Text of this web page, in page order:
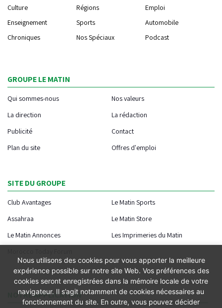
Culture
Régions
Emploi
Enseignement
Sports
Automobile
Chroniques
Nos Spéciaux Podcast
GROUPE LE MATIN
Qui sommes-nous
Nos valeurs
La direction
La rédaction
Publicité
Contact
Plan du site
Offres d'emploi
SITE DU GROUPE
Club Avantages
Le Matin Sports
Assahraa
Le Matin Store
Le Matin Annonces
Les Imprimeries du Matin
NOTRE APPLICATION
Nous utilisons des cookies pour vous apporter la meilleure
expérience possible sur notre site Web. Vos préférences des
cookies seront enregistrées dans la mémoire locale de votre
navigateur. Il s’agit notamment de cookies nécessaires au
fonctionnement du site. En outre, vous pouvez décider